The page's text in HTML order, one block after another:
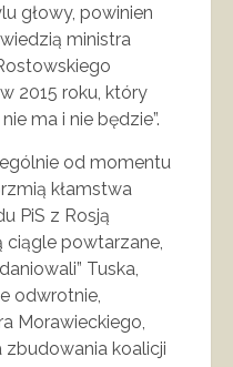
głowy, powinien
ministra
2015 roku, który
ma i nie będzie”.
od momentu
kłamstwa
PiS z Rosją
ciągle powtarzane,
Tuska,
odwrotnie,
Morawieckiego,
koalicji